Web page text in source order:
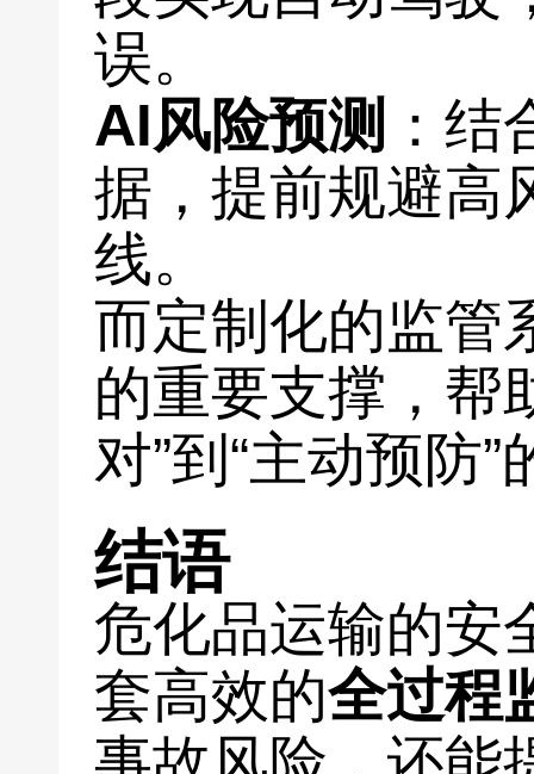
误。
AI风险预测 ：
据，提前规避高
线。
而定制化的监管
的重要支撑，帮
对”到“主动预防”
结语
危化品运输的安
套高效的全过程